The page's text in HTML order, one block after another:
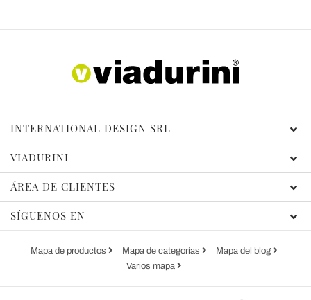
INTERNATIONAL DESIGN SRL
VIADURINI
ÁREA DE CLIENTES
SÍGUENOS EN
Mapa de productos Mapa de categorías
Mapa del blog
Varios mapa